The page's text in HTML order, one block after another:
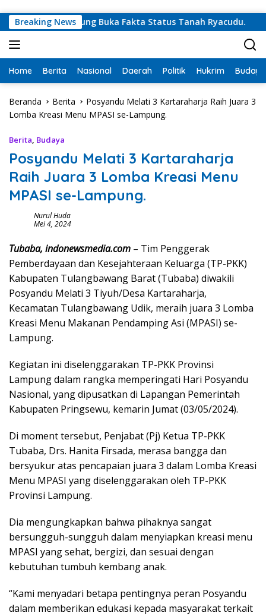
Breaking News
Lampung Buka Fakta Status Tanah Ryacudu.
Home Berita Nasional Daerah Politik Hukrim Budaya
Beranda Berita
Posyandu Melati 3 Kartaraharja Raih Juara 3
Lomba Kreasi Menu MPASI se-Lampung.
Berita, Budaya
Posyandu Melati 3 Kartaraharja
Raih Juara 3 Lomba Kreasi Menu
MPASI se-Lampung.
Nurul Huda
Mei 4, 2024
Tubaba, indonewsmedia.com – Tim Penggerak
Pemberdayaan dan Kesejahteraan Keluarga (TP-PKK)
Kabupaten Tulangbawang Barat (Tubaba) diwakili
Posyandu Melati 3 Tiyuh/Desa Kartaraharja,
Kecamatan Tulangbawang Udik, meraih juara 3 Lomba
Kreasi Menu Makanan Pendamping Asi (MPASI) se-
Lampung.
Kegiatan ini diselenggarakan TP-PKK Provinsi
Lampung dalam rangka memperingati Hari Posyandu
Nasional, yang dipusatkan di Lapangan Pemerintah
Kabupaten Pringsewu, kemarin Jumat (03/05/2024).
Di moment tersebut, Penjabat (Pj) Ketua TP-PKK
Tubaba, Drs. Hanita Firsada, merasa bangga dan
bersyukur atas pencapaian juara 3 dalam Lomba Kreasi
Menu MPASI yang diselenggarakan oleh TP-PKK
Provinsi Lampung.
Dia mengungkapkan bahwa pihaknya sangat
bersungguh-sungguh dalam menyiapkan kreasi menu
MPASI yang sehat, bergizi, dan sesuai dengan
kebutuhan tumbuh kembang anak.
“Kami menyadari betapa pentingnya peran Posyandu
dalam memberikan edukasi kepada masyarakat terkait